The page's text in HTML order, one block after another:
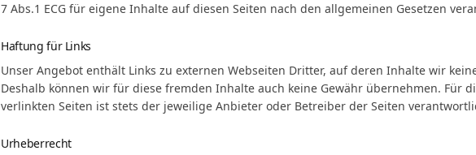
7 Abs.1 ECG für eigene Inhalte auf diesen Seiten nach den allgemeinen Gesetzen
Haftung für Links
Unser Angebot enthält Links zu externen Webseiten Dritter, auf deren Inhalte wir
Deshalb können wir für diese fremden Inhalte auch keine Gewähr übernehmen. Für
verlinkten Seiten ist stets der jeweilige Anbieter oder Betreiber der Seiten
Urheberrecht